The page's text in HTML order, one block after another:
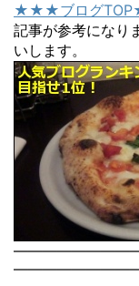
★★★ブログ
記事が参考になり
いします。